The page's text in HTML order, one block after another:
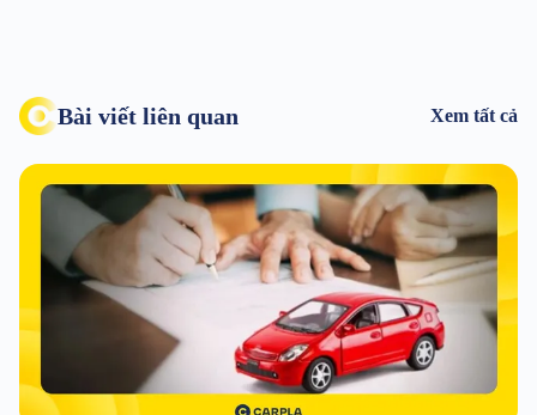
Bài viết liên quan Xem tất cả